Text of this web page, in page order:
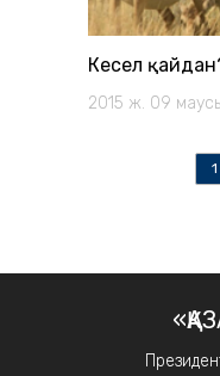
Кесел
2015 ж. 09
1